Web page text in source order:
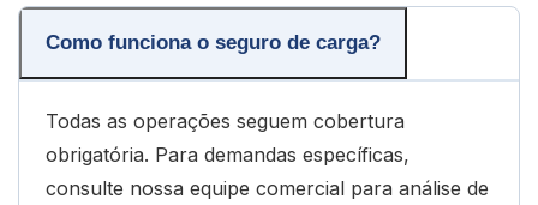
Como funciona o seguro de carga?
Todas as operações seguem cobertura
obrigatória. Para demandas específicas,
consulte nossa equipe comercial para análise de